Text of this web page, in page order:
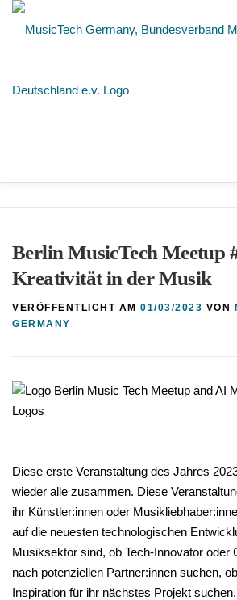
Zum
Inhalt
KONTAKT
Berlin MusicTech Meetup
Kreativität in der Musik
VERÖFFENTLICHT AM 01/03/2023 VON
GERMANY
Diese erste Veranstaltung des Jahres
wieder alle zusammen. Diese
ihr Künstler:innen oder
auf die neuesten technologischen
Musiksektor sind, ob Tech-Innovator oder
nach potenziellen Partner:innen suchen,
Inspiration für ihr nächstes Projekt